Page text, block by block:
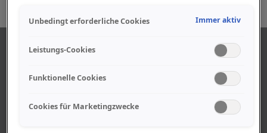
Geschäftszeiten
Unbedingt erforderliche Cookies Immer aktiv
Leistungs-Cookies
Funktionelle Cookies
Cookies für Marketingzwecke